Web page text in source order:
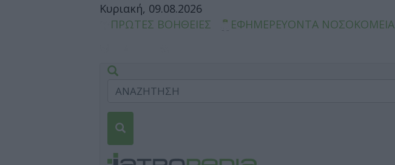
Κυριακή, 09.08.2026
ΠΡΩΤΕΣ ΒΟΗΘΕΙΕΣ
ΕΦΗΜΕΡΕΥΟΝΤΑ ΝΟΣΟΚΟΜΕΙΑ